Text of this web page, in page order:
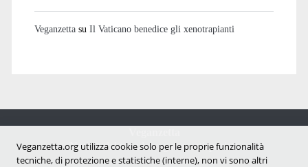
Veganzettasu Il Vaticano benedice gli xenotrapianti
Notizie dal mondo vegan e antispecista
Veganzetta.org utilizza cookie solo per le proprie funzionalità
tecniche, di protezione e statistiche (interne), non vi sono altri